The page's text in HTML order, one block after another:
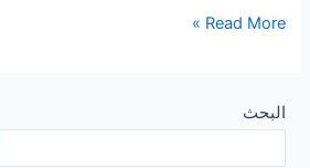
شركة
شمران
Read More »
البحث